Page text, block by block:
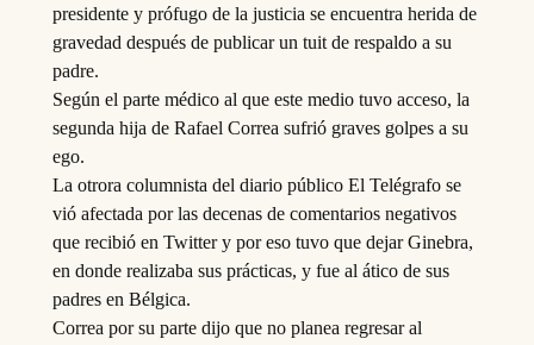
presidente y prófugo de la justicia se encuentra herida de
gravedad después de publicar un tuit de respaldo a su
padre.
Según el parte médico al que este medio tuvo acceso, la
segunda hija de Rafael Correa sufrió graves golpes a su
ego.
La otrora columnista del diario público El Telégrafo se
vió afectada por las decenas de comentarios negativos
que recibió en Twitter y por eso tuvo que dejar Ginebra,
en donde realizaba sus prácticas, y fue al ático de sus
padres en Bélgica.
Correa por su parte dijo que no planea regresar al